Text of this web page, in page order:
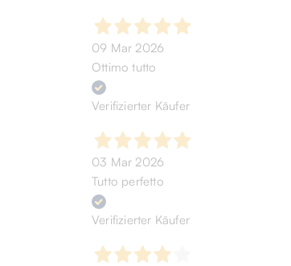
09 Mar 2026
Ottimo tutto
Verifizierter Käufer
03 Mar 2026
Tutto perfetto
Verifizierter Käufer